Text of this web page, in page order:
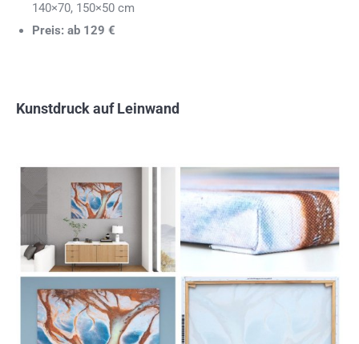
140×70, 150×50 cm
Preis: ab 129 €
Kunstdruck auf Leinwand